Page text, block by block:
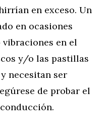
en exceso. Un
en ocasiones
en el
y/o las pastillas
necesitan ser
de probar el